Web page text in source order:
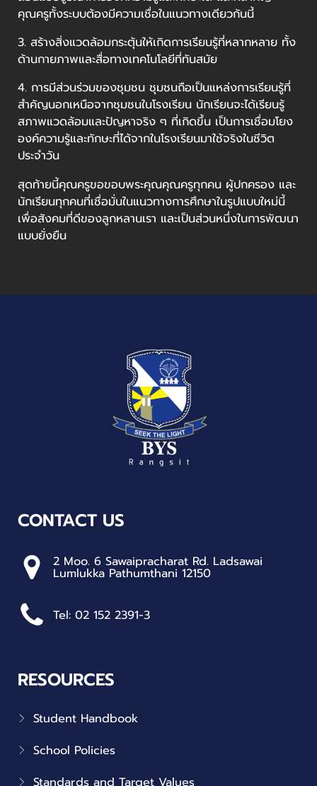
คุณครูทั้งระบบต้องมีความเชื่อในแนวทางเดียวกันนี้
3. สร้างสิ่งแวดล้อมกระตุ้นให้เกิดการเรียนรู้ที่หลากหลาย ทั้ง
ด้านกายภาพและสื่อทางเทคโนโลยีที่ทันสมัย
4. การมีส่วนร่วมของชุมชน ชุมชนถือเป็นแหล่งการเรียนรู้ที่
สำคัญนอกเหนือจากชุมชนในโรงเรียน นักเรียนจะได้เรียนรู้
สภาพแวดล้อมและปัญหาจริง ๆ ที่เกิดขึ้น เป็นการเชื่อมโยง
องค์ความรู้และทักษะที่ได้จากในโรงเรียนมาใช้จริงในชีวิต
ประจำวัน
สุดท้ายนี้คุณครูขอขอบพระคุณคุณครูทุกคน ผู้ปกครอง และ
นักเรียนทุกคนที่เชื่อมั่นในแนวทางการศึกษาในรูปแบบใหม่นี้
เพื่อสังคมที่ดีของลูกหลานเรา และเป็นส่วนหนึ่งในการพัฒนา
แบบยั่งยืน
CONTACT US
2 Moo. 6 Sawaipracharat Rd. Ladsawai
Lumlukka Pathumthani 12150
Tel: 02 152 2391-3
RESOURCES
Student Handbook
School Policies
Standards and Target Values